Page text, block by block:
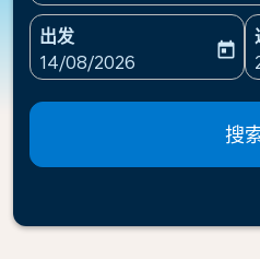
出发
fc-booking-departure-
14/08/2026
today
搜